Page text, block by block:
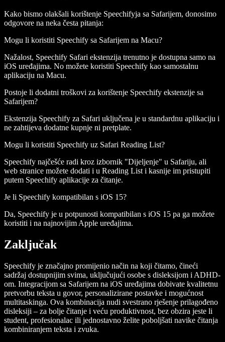
Kako bismo olakšali korištenje Speechifyja sa Safarijem, donosimo
odgovore na neka česta pitanja:
Mogu li koristiti Speechify sa Safarijem na Macu?
Nažalost, Speechify Safari ekstenzija trenutno je dostupna samo na
iOS uređajima. No možete koristiti Speechify kao samostalnu
aplikaciju na Macu.
Postoje li dodatni troškovi za korištenje Speechify ekstenzije sa
Safarijem?
Ekstenzija Speechify za Safari uključena je u standardnu aplikaciju i
ne zahtijeva dodatne kupnje ni pretplate.
Mogu li koristiti Speechify uz Safari Reading List?
Speechify najčešće radi kroz izbornik "Dijeljenje" u Safariju, ali
web stranice možete dodati i u Reading List i kasnije im pristupiti
putem Speechify aplikacije za čitanje.
Je li Speechify kompatibilan s iOS 15?
Da, Speechify je u potpunosti kompatibilan s iOS 15 pa ga možete
koristiti i na najnovijim Apple uređajima.
Zaključak
Speechify je značajno promijenio način na koji čitamo, čineći
sadržaj dostupnijim svima, uključujući osobe s disleksijom i ADHD-
om. Integracijom sa Safarijem na iOS uređajima dobivate kvalitetnu
pretvorbu teksta u govor, personalizirane postavke i mogućnost
multitaskinga. Ova kombinacija nudi svestrano rješenje prilagođeno
disleksiji – za bolje čitanje i veću produktivnost, bez obzira jeste li
student, profesionalac ili jednostavno želite poboljšati navike čitanja
kombiniranjem teksta i zvuka.